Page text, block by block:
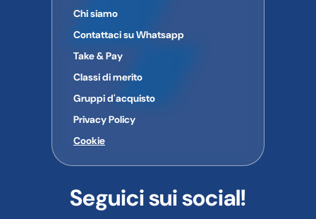
Chi siamo
Contattaci su Whatsapp
Take & Pay
Classi di merito
Gruppi d'acquisto
Privacy Policy
Cookie
Seguici sui social!